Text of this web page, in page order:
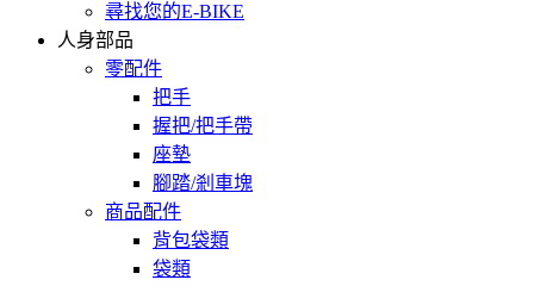
尋找您的E-BIKE
人身部品
零配件
把手
握把/把手帶
座墊
腳踏/剎車塊
商品配件
背包袋類
袋類